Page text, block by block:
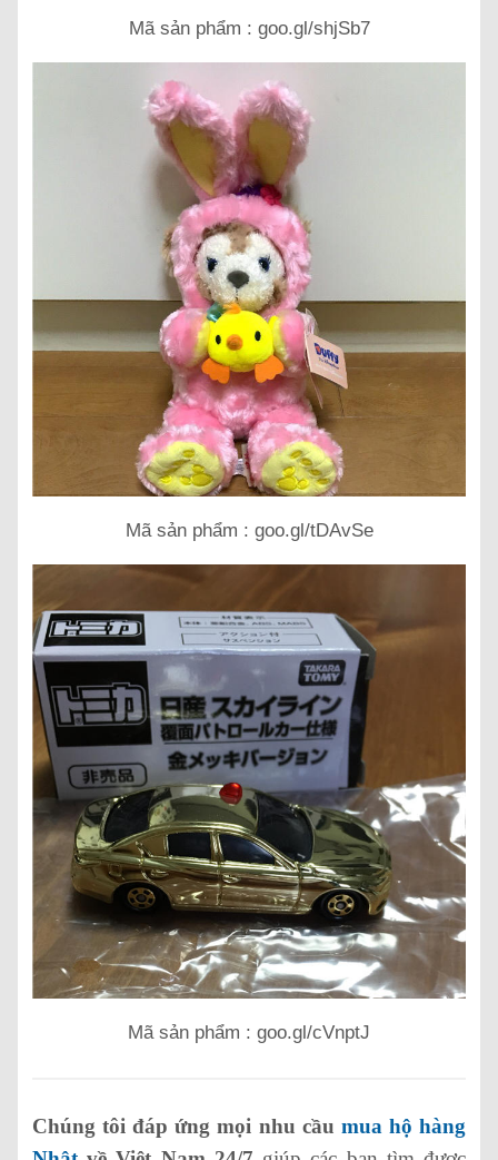
Mã sản phẩm : goo.gl/shjSb7
Mã sản phẩm : goo.gl/tDAvSe
Mã sản phẩm : goo.gl/cVnptJ
Chúng tôi đáp ứng mọi nhu cầu mua hộ hàng